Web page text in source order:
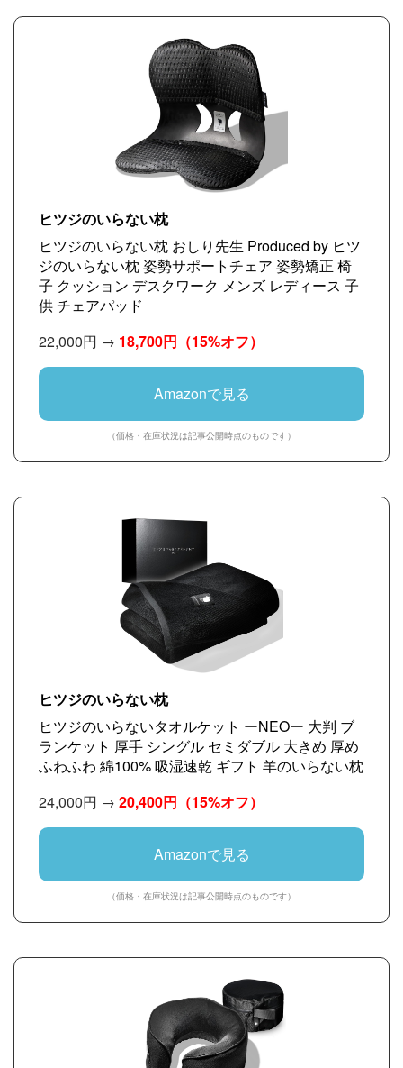
ヒツジのいらない枕
ヒツジのいらない枕 おしり先生 Produced by ヒツ
ジのいらない枕 姿勢サポートチェア 姿勢矯正 椅
子 クッション デスクワーク メンズ レディース 子
供 チェアパッド
22,000円 → 18,700円 （15%オフ）
Amazonで見る
（価格・在庫状況は記事公開時点のものです）
ヒツジのいらない枕
ヒツジのいらないタオルケット ーNEOー 大判 ブ
ランケット 厚手 シングル セミダブル 大きめ 厚め
ふわふわ 綿100% 吸湿速乾 ギフト 羊のいらない枕
24,000円 → 20,400円 （15%オフ）
Amazonで見る
（価格・在庫状況は記事公開時点のものです）